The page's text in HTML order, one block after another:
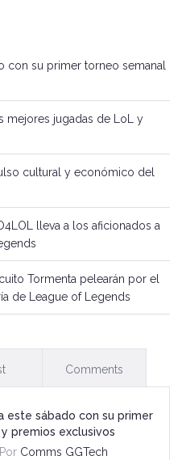
con su primer torneo semanal
mejores jugadas de LoL y
cultural y económico del
lleva a los aficionados a
Tormenta pelearán por el
de League of Legends
Comments
este sábado con su primer
premios exclusivos
Comms GGTech